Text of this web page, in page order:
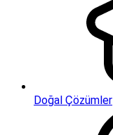
Doğal Çözümler